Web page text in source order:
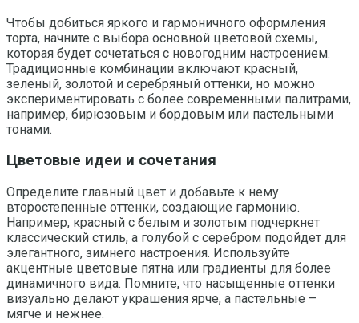
Чтобы добиться яркого и гармоничного оформления
торта, начните с выбора основной цветовой схемы,
которая будет сочетаться с новогодним настроением.
Традиционные комбинации включают красный,
зеленый, золотой и серебряный оттенки, но можно
экспериментировать с более современными палитрами,
например, бирюзовым и бордовым или пастельными
тонами.
Цветовые идеи и сочетания
Определите главный цвет и добавьте к нему
второстепенные оттенки, создающие гармонию.
Например, красный с белым и золотым подчеркнет
классический стиль, а голубой с серебром подойдет для
элегантного, зимнего настроения. Используйте
акцентные цветовые пятна или градиенты для более
динамичного вида. Помните, что насыщенные оттенки
визуально делают украшения ярче, а пастельные –
мягче и нежнее.